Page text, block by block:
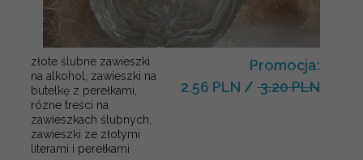
złote ślubne zawieszki
na alkohol, zawieszki na
butelkę z perełkami,
rózne treści na
zawieszkach ślubnych,
zawieszki ze złotymi
literami i perełkami
Promocja:
2.56 PLN / 3.20 PLN